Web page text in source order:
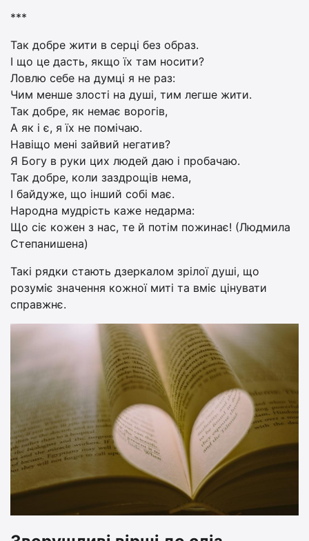
***
Так добре жити в серці без образ.
І що це дасть, якщо їх там носити?
Ловлю себе на думці я не раз:
Чим менше злості на душі, тим легше жити.
Так добре, як немає ворогів,
А як і є, я їх не помічаю.
Навіщо мені зайвий негатив?
Я Богу в руки цих людей даю і пробачаю.
Так добре, коли заздрощів нема,
І байдуже, що інший собі має.
Народна мудрість каже недарма:
Що сіє кожен з нас, те й потім пожинає! (Людмила
Степанишена)
Такі рядки стають дзеркалом зрілої душі, що
розуміє значення кожної миті та вміє цінувати
справжнє.